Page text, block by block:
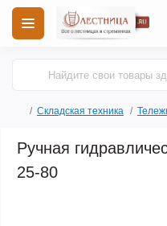
Складская техника
Ручная
25-80